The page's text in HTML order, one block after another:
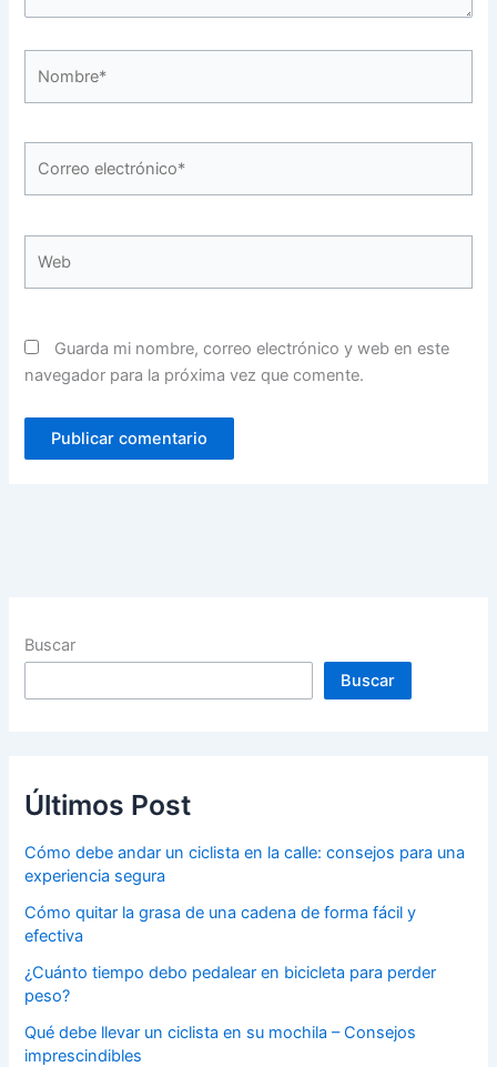
Guarda mi nombre, correo electrónico y web en este
navegador para la próxima vez que comente.
Buscar
Buscar
Últimos Post
Cómo debe andar un ciclista en la calle: consejos para una
experiencia segura
Cómo quitar la grasa de una cadena de forma fácil y
efectiva
¿Cuánto tiempo debo pedalear en bicicleta para perder
peso?
Qué debe llevar un ciclista en su mochila – Consejos
imprescindibles